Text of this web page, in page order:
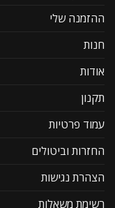
ההזמנה שלי
חנות
אודות
תקנון
עמוד פרטיות
החזרות וביטולים
הצהרת נגישות
רשימת משאלות